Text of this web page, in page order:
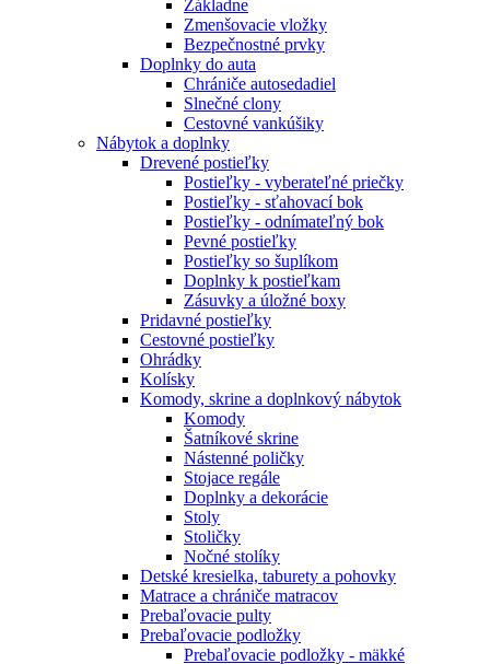
Základne
Zmenšovacie vložky
Bezpečnostné prvky
Doplnky do auta
Chrániče autosedadiel
Slnečné clony
Cestovné vankúšiky
Nábytok a doplnky
Drevené postieľky
Postieľky - vyberateľné priečky
Postieľky - sťahovací bok
Postieľky - odnímateľný bok
Pevné postieľky
Postieľky so šuplíkom
Doplnky k postieľkam
Zásuvky a úložné boxy
Pridavné postieľky
Cestovné postieľky
Ohrádky
Kolísky
Komody, skrine a doplnkový nábytok
Komody
Šatníkové skrine
Nástenné poličky
Stojace regále
Doplnky a dekorácie
Stoly
Stoličky
Nočné stolíky
Detské kresielka, taburety a pohovky
Matrace a chrániče matracov
Prebaľovacie pulty
Prebaľovacie podložky
Prebaľovacie podložky - mäkké